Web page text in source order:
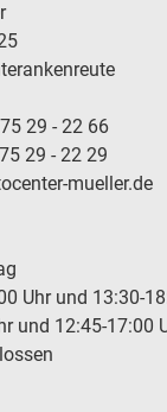
29 - 22 66
29 - 22 29
mueller.de
Uhr und 13:30-
und 12:45-17:00